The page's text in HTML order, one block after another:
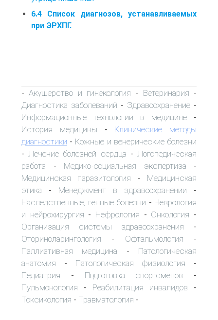
6.4 Список диагнозов, устанавливаемых
при ЭРХПГ.
-Акушерство и гинекология - Ветеринария -
Диагностика заболеваний - Здравоохранение -
Информационные технологии в медицине -
История медицины - Клинические методы
диагностики - Кожные и венерические болезни
- Лечение болезней сердца - Логопедическая
работа - Медико-социальная экспертиза -
Медицинская паразитология - Медицинская
этика - Менеджмент в здравоохранении -
Наследственные, генные болезни - Неврология
и нейрохирургия - Нефрология - Онкология -
Организация системы здравоохранения -
Оториноларингология - Офтальмология -
Паллиативная медицина - Патологическая
анатомия - Патологическая физиология -
Педиатрия - Подготовка спортсменов -
Пульмонология - Реабилитация инвалидов -
Токсикология - Травматология -